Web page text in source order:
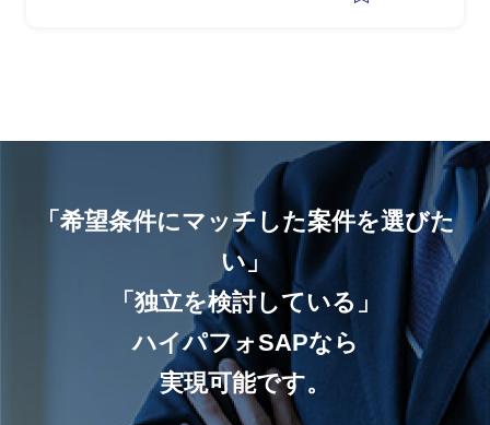
「希望条件にマッチした案件を選びた
い」
「独立を検討している」
ハイパフォSAPなら
実現可能です。